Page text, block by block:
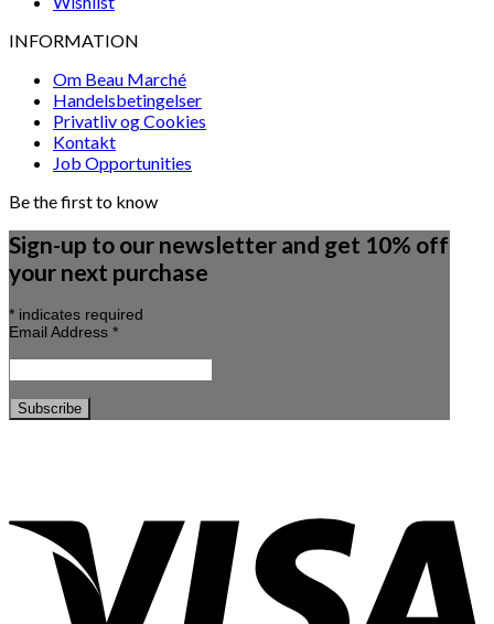
INFORMATION
Om Beau Marché
Handelsbetingelser
Privatliv og Cookies
Kontakt
Job Opportunities
Be the first to know
Sign-up to our newsletter and get 10% off
your next purchase
* indicates required
Email Address *